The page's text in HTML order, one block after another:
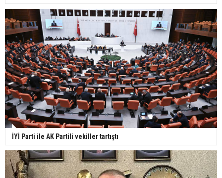
İYİ Parti ile AK Partili vekiller tartıştı